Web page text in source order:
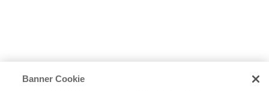
Banner Cookie